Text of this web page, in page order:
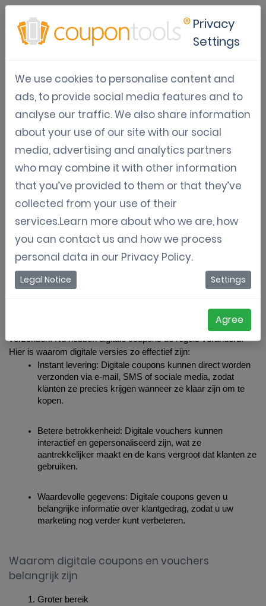
Het ontgrendelen van de
kracht van digitale coupons
en vouchers
Jan 07, 2025
Sven Wagemakers
In de snel veranderende digitale wereld van vandaag hebben
bedrijven slimme manieren nodig om klanten aan te trekken en
te behouden. Digitale coupons en vouchers zijn krachtige tools
die een groot verschil kunnen maken. Bij Coupontools bieden
we software die bedrijven helpt om het meeste uit deze
incentives te halen. Hier leest u hoe digitale coupons uw
marketing kunnen transformeren en waarom Coupontools de
perfecte partner voor u is.
Traditionele
coupons werden vaak uitgeknipt uit kranten of per post
verzonden. Nu hebben digitale coupons de regels veranderd.
Hier is waarom digitale versies zo effectief zijn:
Instant levering: Digitale coupons kunnen direct worden
verzonden via e-mail, SMS of sociale media, zodat
klanten ze precies krijgen wanneer ze klaar zijn om te
kopen.
Betere betrokkenheid: Digitale vouchers kunnen
interactief en gepersonaliseerd zijn, wat ze
aantrekkelijker maakt en de kans vergroot dat klanten ze
gebruiken.
Waardevolle gegevens: Digitale coupons geven u
belangrijke informatie over klantgedrag, zodat u uw
marketing nog verder kunt verbeteren.
Waarom digitale coupons en vouchers
belangrijk zijn
Groter bereik
Privacy
Settings
We use cookies to personalise content and
ads, to provide social media features and to
analyse our traffic. We also share information
about your use of our site with our social
media, advertising and analytics partners
who may combine it with other information
that you’ve provided to them or that they’ve
collected from your use of their
services.Learn more about who we are, how
you can contact us and how we process
personal data in our Privacy Policy.
Legal Notice Settings
Agree